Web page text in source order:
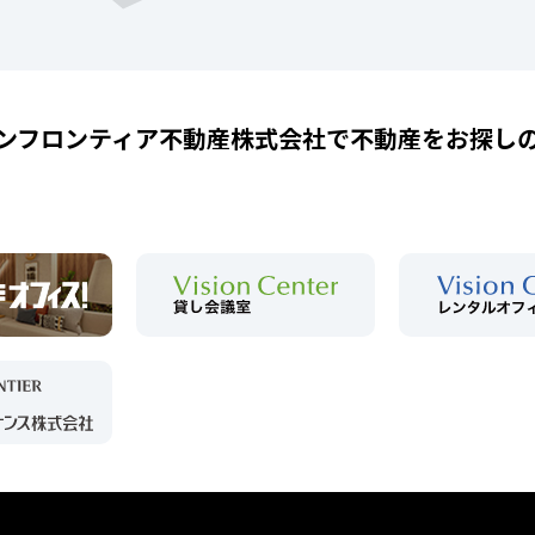
フロンティア不動産株式会社で不動産をお探し